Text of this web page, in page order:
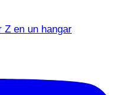
Z en un hangar